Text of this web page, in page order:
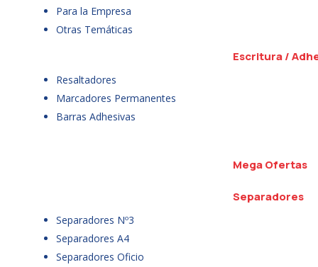
Para la Empresa
Otras Temáticas
Escritura /
Resaltadores
Marcadores Permanentes
Barras Adhesivas
Mega Ofertas
Separadores
Separadores Nº3
Separadores A4
Separadores Oficio